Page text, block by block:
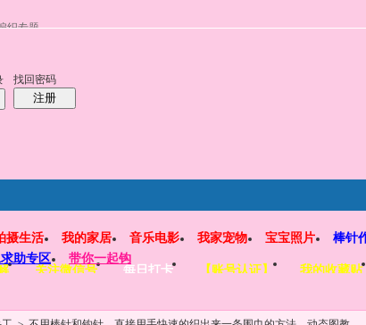
织专题
找回密码
注册
关注微信号 每日打卡 【账号认证】 我的收藏贴
摄生活 我的家居 音乐电影 我家宠物 宝宝照片 棒针
助专区
带你一起钩